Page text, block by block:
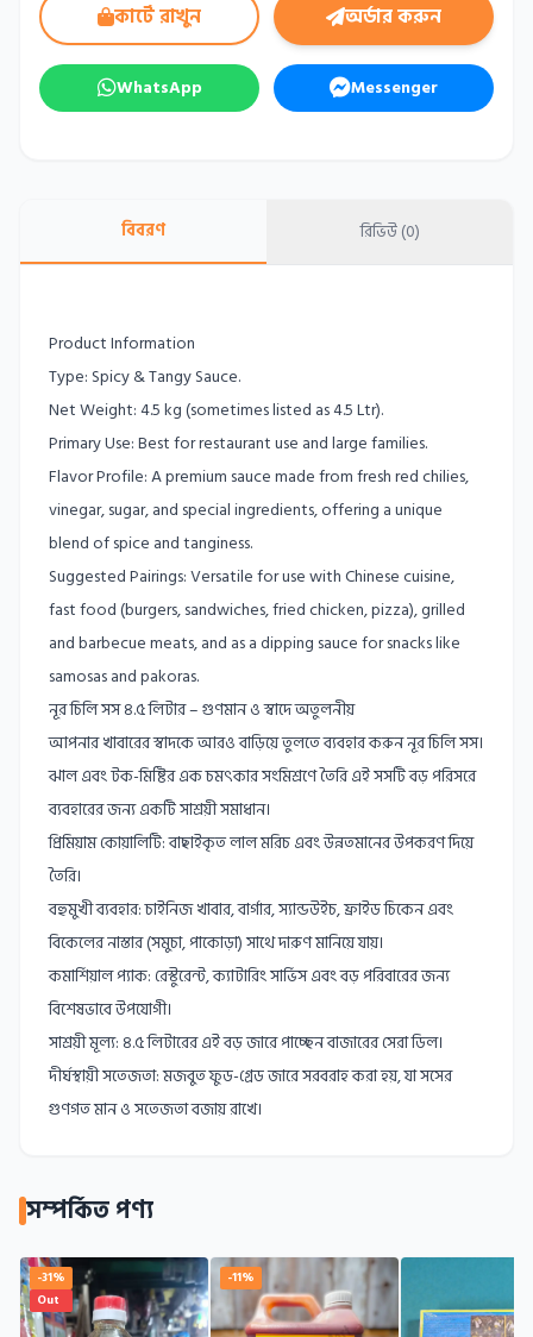
কার্টে রাখুন অর্ডার করুন
WhatsApp Messenger
বিবরণ রিভিউ (0)
Product Information
Type: Spicy & Tangy Sauce.
Net Weight: 4.5 kg (sometimes listed as 4.5 Ltr).
Primary Use: Best for restaurant use and large families.
Flavor Profile: A premium sauce made from fresh red chilies,
vinegar, sugar, and special ingredients, offering a unique
blend of spice and tanginess.
Suggested Pairings: Versatile for use with Chinese cuisine,
fast food (burgers, sandwiches, fried chicken, pizza), grilled
and barbecue meats, and as a dipping sauce for snacks like
samosas and pakoras.
নূর চিলি সস ৪.৫ লিটার – গুণমান ও স্বাদে অতুলনীয়
আপনার খাবারের স্বাদকে আরও বাড়িয়ে তুলতে ব্যবহার করুন নূর চিলি সস।
ঝাল এবং টক-মিষ্টির এক চমৎকার সংমিশ্রণে তৈরি এই সসটি বড় পরিসরে
ব্যবহারের জন্য একটি সাশ্রয়ী সমাধান।
প্রিমিয়াম কোয়ালিটি: বাছাইকৃত লাল মরিচ এবং উন্নতমানের উপকরণ দিয়ে
তৈরি।
বহুমুখী ব্যবহার: চাইনিজ খাবার, বার্গার, স্যান্ডউইচ, ফ্রাইড চিকেন এবং
বিকেলের নাস্তার (সমুচা, পাকোড়া) সাথে দারুণ মানিয়ে যায়।
কমার্শিয়াল প্যাক: রেস্টুরেন্ট, ক্যাটারিং সার্ভিস এবং বড় পরিবারের জন্য
বিশেষভাবে উপযোগী।
সাশ্রয়ী মূল্য: ৪.৫ লিটারের এই বড় জারে পাচ্ছেন বাজারের সেরা ডিল।
দীর্ঘস্থায়ী সতেজতা: মজবুত ফুড-গ্রেড জারে সরবরাহ করা হয়, যা সসের
সম্পর্কিত পণ্য
-31%
Out
-11%